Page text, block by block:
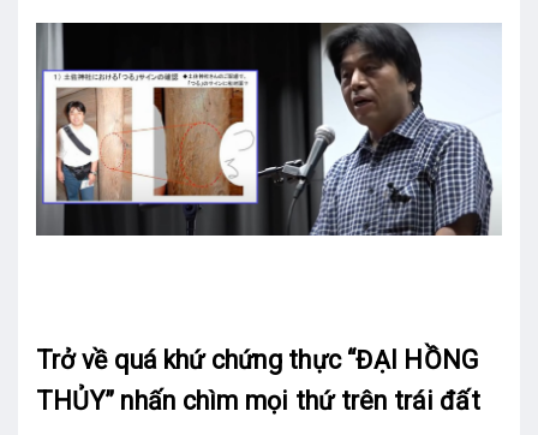
Trở về quá khứ chứng thực “ĐẠI HỒNG
THỦY” nhấn chìm mọi thứ trên trái đất